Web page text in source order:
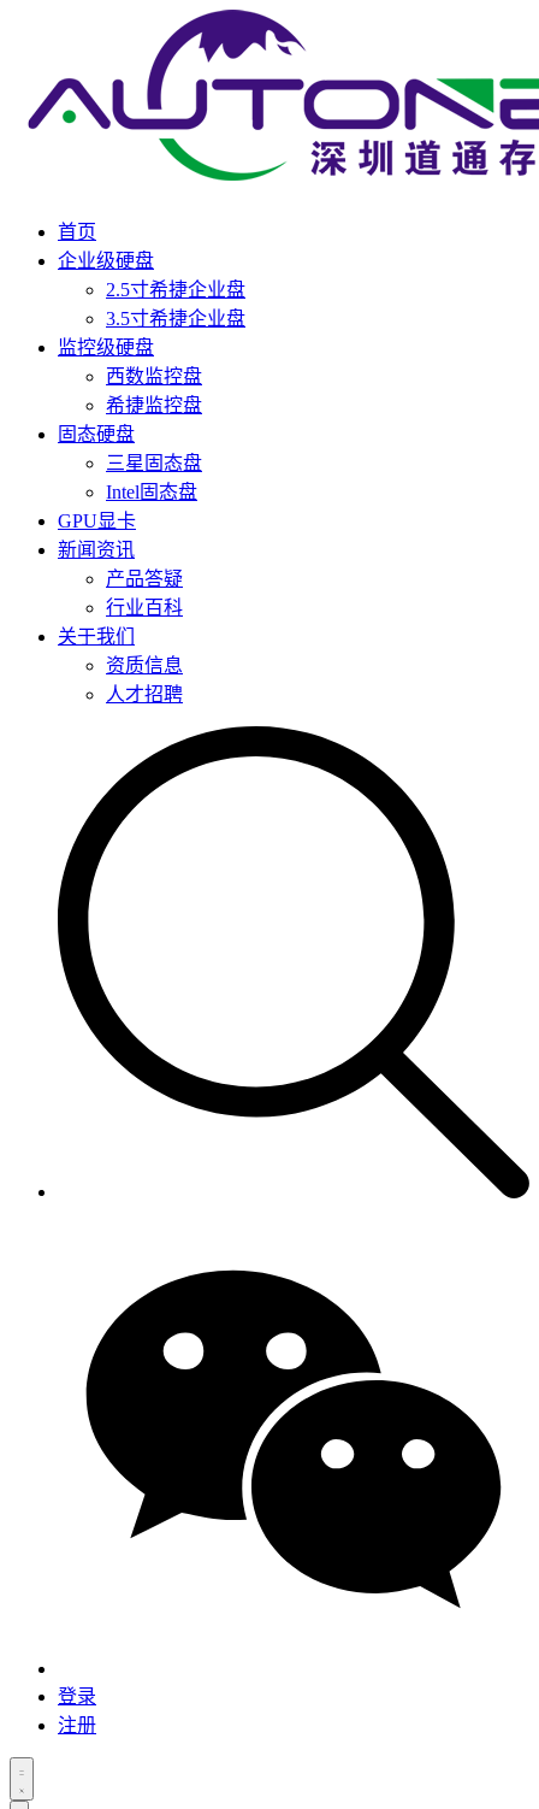
首页
企业级硬盘
2.5寸希捷企业盘
3.5寸希捷企业盘
监控级硬盘
西数监控盘
希捷监控盘
固态硬盘
三星固态盘
Intel固态盘
GPU显卡
新闻资讯
产品答疑
行业百科
关于我们
资质信息
人才招聘
登录
注册